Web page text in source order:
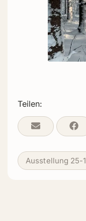
Teilen:
Ausstellung 25-1